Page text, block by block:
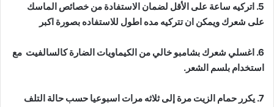
5. اتركيه ساعة على الأقل لضمان الاستفادة من خصائص الماسك
على شعرك ويمكن ان تتركيه مده اطول للاستفاده بصورة اكبر
6. اغسلي شعرك بشامبو خالي من الكيماويات الضارة كالسالفيت مع
استخدام بلسم الشعر.
7. يكرر حمام الزيت مرة إلى ثلاثه مرات اسبوعيا حسب حالة التلف